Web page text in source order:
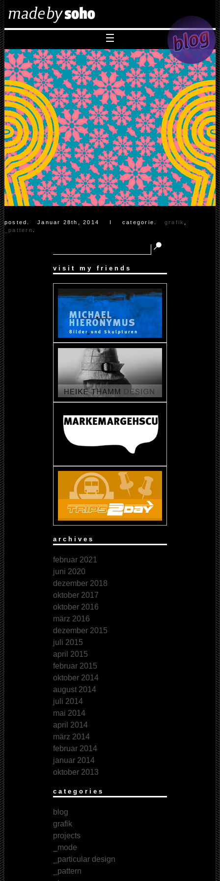
posted.Januar 28th, 2014 Ι categorie. grafik
_pattern
visit my friends
archives
februar 2021
juni 2020
dezember 2018
oktober 2017
oktober 2016
märz 2016
dezember 2015
juli 2015
april 2015
februar 2015
oktober 2014
august 2014
juli 2014
mai 2014
april 2014
märz 2014
februar 2014
januar 2014
oktober 2013
categories
blog
grafik
projects
_mode
_particular design
_pattern